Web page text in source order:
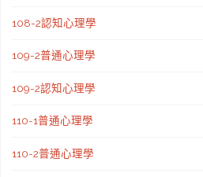
108-2認知心理學
109-2普通心理學
109-2認知心理學
110-1普通心理學
110-2普通心理學